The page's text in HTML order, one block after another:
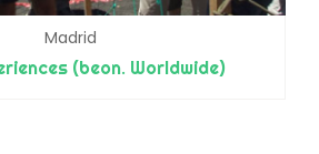
Madrid
(beon. Worldwide)